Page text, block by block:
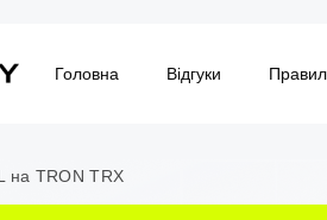
Головна Відгуки
на TRON TRX